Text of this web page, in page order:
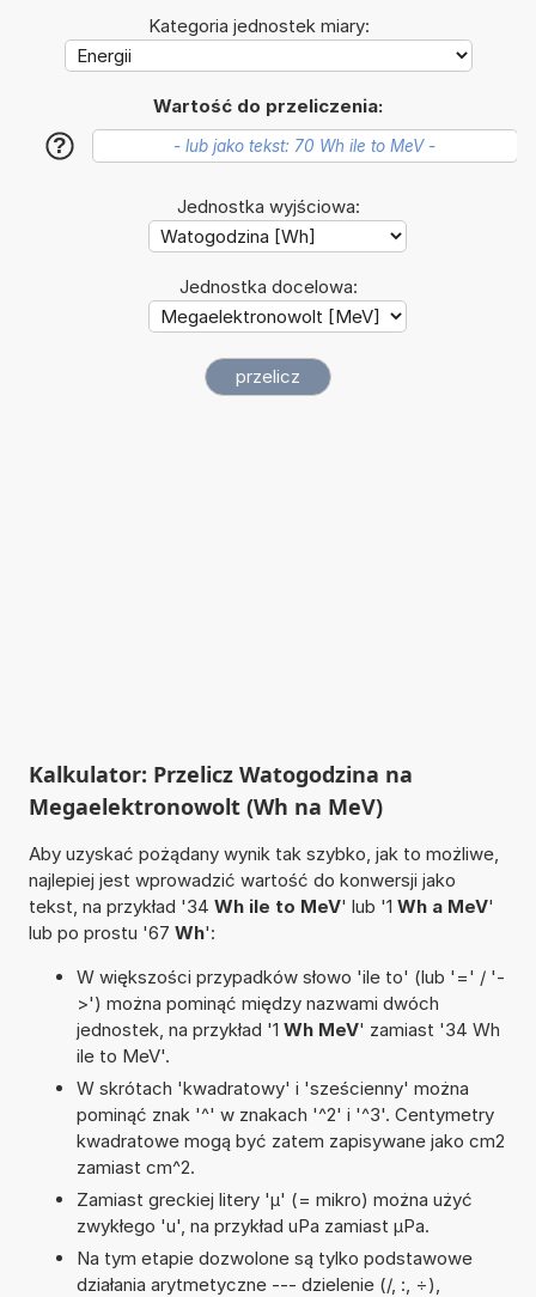
Kategoria jednostek miary:
Wartość do przeliczenia:
?
Jednostka wyjściowa:
Jednostka docelowa:
Kalkulator: Przelicz Watogodzina na
Megaelektronowolt (Wh na MeV)
Aby uzyskać pożądany wynik tak szybko, jak to możliwe,
najlepiej jest wprowadzić wartość do konwersji jako
tekst, na przykład '34 Wh ile to MeV' lub '1 Wh a MeV'
lub po prostu '67 Wh':
W większości przypadków słowo 'ile to' (lub '=' / '-
>') można pominąć między nazwami dwóch
jednostek, na przykład '1 Wh MeV' zamiast '34 Wh
ile to MeV'.
W skrótach 'kwadratowy' i 'sześcienny' można
pominąć znak '^' w znakach '^2' i '^3'. Centymetry
kwadratowe mogą być zatem zapisywane jako cm2
zamiast cm^2.
Zamiast greckiej litery 'µ' (= mikro) można użyć
zwykłego 'u', na przykład uPa zamiast µPa.
Na tym etapie dozwolone są tylko podstawowe
działania arytmetyczne --- dzielenie (/, :, ÷),